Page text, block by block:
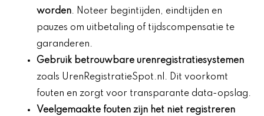
worden. Noteer begintijden, eindtijden en
pauzes om uitbetaling of tijdscompensatie te
garanderen.
Gebruik betrouwbare urenregistratiesystemen
zoals UrenRegistratieSpot.nl. Dit voorkomt
fouten en zorgt voor transparante data-opslag.
Veelgemaakte fouten zijn het niet registreren